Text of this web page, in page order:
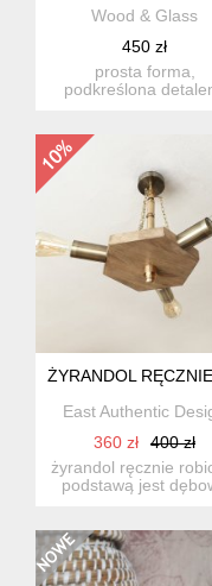
Wood & Glass
450 zł
prosta forma,
podkreślona
ŻYRANDOL
East Authentic
360 zł
400 zł
żyrandol ręcznie
podstawą jest